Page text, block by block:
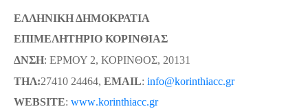
ΕΛΛΗΝΙΚΗ ΔΗΜΟΚΡΑΤΙΑ
ΕΠΙΜΕΛΗΤΗΡΙΟ ΚΟΡΙΝΘΙΑΣ
ΔΝΣΗ: ΕΡΜΟΥ 2, ΚΟΡΙΝΘΟΣ, 20131
ΤΗΛ:27410 24464, EMAIL: info@korinthiacc.gr
WEBSITE: www.korinthiacc.gr